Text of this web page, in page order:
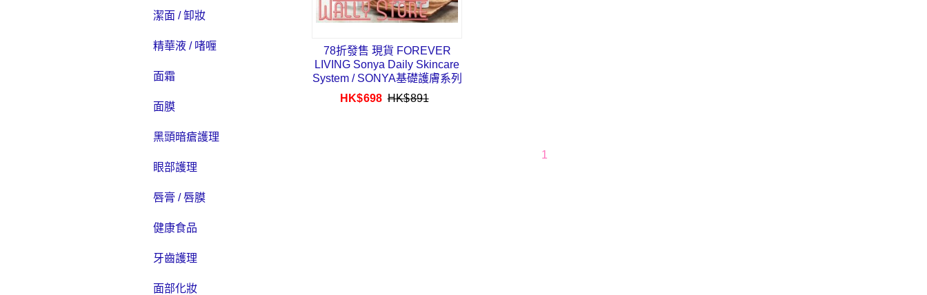
潔面 / 卸妝
精華液 / 啫喱
面霜
面膜
黑頭暗瘡護理
眼部護理
唇膏 / 唇膜
健康食品
牙齒護理
面部化妝
78折發售 現貨 FOREVER
LIVING Sonya Daily Skincare
System / SONYA基礎護膚系列
HK$698 HK$891
1